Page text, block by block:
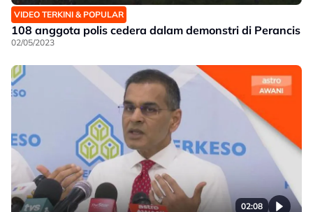
VIDEO TERKINI & POPULAR
108 anggota polis cedera dalam demonstri di Perancis
02/05/2023
02:08